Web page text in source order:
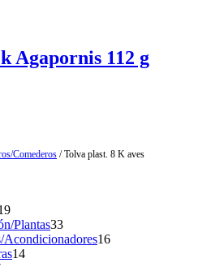
Agapornis 112 g
Comederos / Tolva plast. 8 K aves
19
products
Plantas3333
products
Acondicionadores1616
1414